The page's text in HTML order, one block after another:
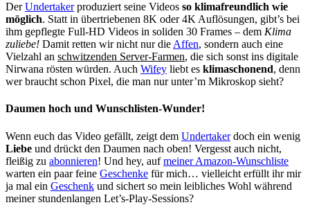
DerUndertakerproduziert seine Videos so klimafreundlich wie
möglich. Statt in übertriebenen 8K oder 4K Auflösungen, gibt’s bei
ihm gepflegte Full-HD Videos in soliden 30 Frames – dem Klima
zuliebe! Damit retten wir nicht nur die Affen, sondern auch eine
Vielzahl an schwitzenden Server-Farmen, die sich sonst ins digitale
Nirwana rösten würden. Auch Wifey liebt es klimaschonend, denn
wer braucht schon Pixel, die man nur unter’m Mikroskop sieht?
Daumen hoch und Wunschlisten-Wunder!
Wenn euch das Video gefällt, zeigt dem Undertakerdoch ein wenig
Liebe und drückt den Daumen nach oben! Vergesst auch nicht,
fleißig zu abonnieren! Und hey, aufmeiner Amazon-Wunschliste
warten ein paar feine Geschenke für mich… vielleicht erfüllt ihr mir
ja mal ein Geschenk und sichert so mein leibliches Wohl während
meiner stundenlangen Let’s-Play-Sessions?